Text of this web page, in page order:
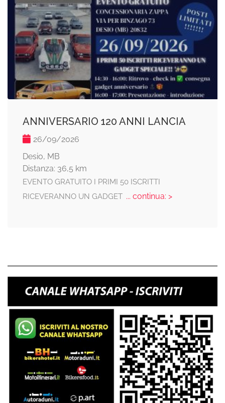
ANNIVERSARIO 120 ANNI LANCIA
26/09/2026
Desio, MB
Distanza: 36,5 km
EVENTO GRATUITO I PRIMI 50 ISCRITTI
RICEVERANNO UN GADGET... continua: >